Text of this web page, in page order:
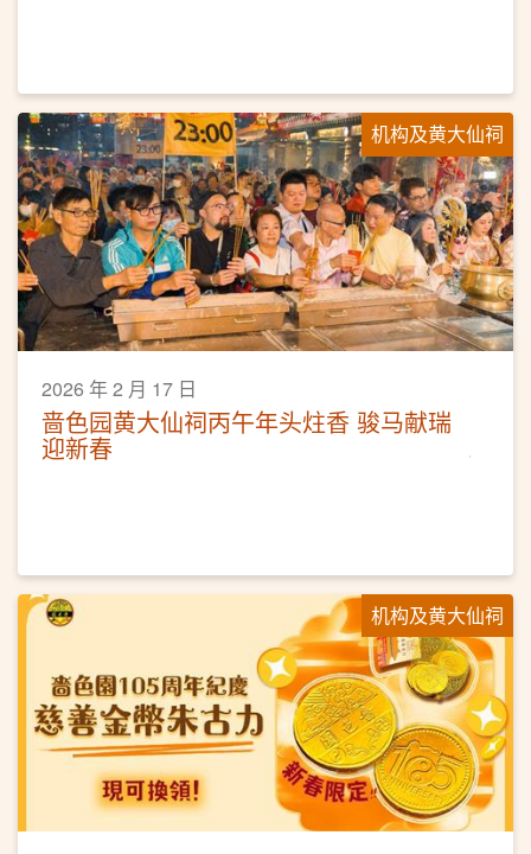
机构及黄大仙祠
2026 年 2 月 17 日
啬色园黄大仙祠丙午年头炷香 骏马献瑞
迎新春
机构及黄大仙祠